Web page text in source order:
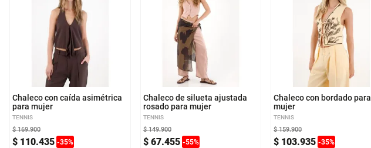
M XXS
Chaleco con caída asimétrica
para mujer
TENNIS
$ 110.435 -35%
$ 169.900
Chaleco de silueta ajustada
rosado para mujer
TENNIS
$ 67.455 -55%
$ 149.900
S M
Chaleco con bordado para
mujer
TENNIS
$ 103.935 -35%
$ 159.900